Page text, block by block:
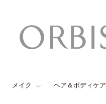
メイク ヘア＆ボディケア